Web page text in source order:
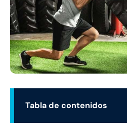
Tabla de contenidos